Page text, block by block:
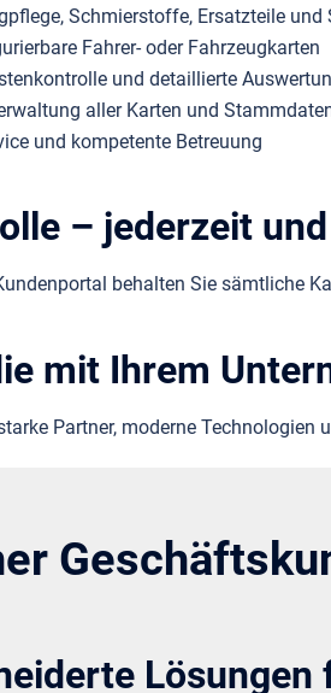
Schmierstoffe, Ersatzteile
Fahrer- oder Fahrzeugkarten
und detaillierte
aller Karten und
und kompetente Betreuung
– jederzeit und
behalten Sie sämtliche
mit Ihrem
Partner, moderne